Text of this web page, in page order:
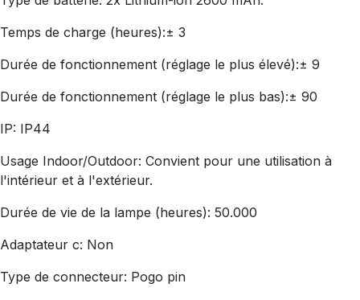
Temps de charge (heures):± 3
Durée de fonctionnement (réglage le plus élevé):± 9
Durée de fonctionnement (réglage le plus bas):± 90
IP: IP44
Usage Indoor/Outdoor: Convient pour une utilisation à
l'intérieur et à l'extérieur.
Durée de vie de la lampe (heures): 50.000
Adaptateur c: Non
Type de connecteur: Pogo pin